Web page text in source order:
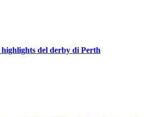
del derby di Perth